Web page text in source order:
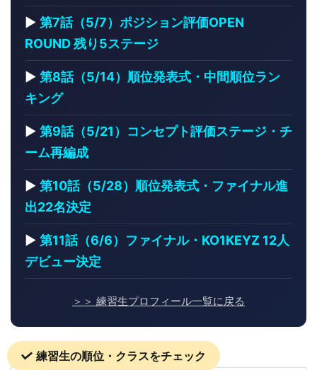
▶ 第7話（5/7）ポジション評価OPEN
ROUND 残り5ステージ
▶ 第8話（5/14）順位発表式・中間順位ラン
キング
▶ 第9話（5/21）コンセプト評価ステージ・チ
ーム再編成
▶ 第10話（5/28）順位発表式・ファイナル進
出22名決定
▶ 第11話（6/6）ファイナル・KO1KEYZ 12人
デビュー決定
＞＞ 練習生プロフィール一覧に戻る
練習生の順位・クラスをチェック